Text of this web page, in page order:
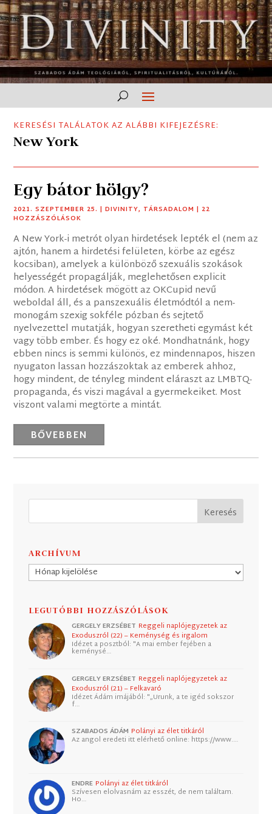
KERESÉSI TALÁLATOK AZ ALÁBBI KIFEJEZÉSRE:
New York
Egy bátor hölgy?
2021. SZEPTEMBER 25. |DIVINITY, TÁRSADALOM | 22
HOZZÁSZÓLÁSOK
A New York-i metrót olyan hirdetések lepték el (nem az
ajtón, hanem a hirdetési felületen, körbe az egész
kocsiban), amelyek a különböző szexuális szokások
helyességét propagálják, meglehetősen explicit
módon. A hirdetések mögött az OKCupid nevű
weboldal áll, és a panszexuális életmódtól a nem-
monogám szexig sokféle pózban és sejtető
nyelvezettel mutatják, hogyan szeretheti egymást két
vagy több ember. És hogy ez oké. Mondhatnánk, hogy
ebben nincs is semmi különös, ez mindennapos, hiszen
nyugaton lassan hozzászoktak az emberek ahhoz,
hogy mindent, de tényleg mindent eláraszt az LMBTQ-
propaganda, és viszi magával a gyermekeiket. Most
viszont valami megtörte a mintát.
BŐVEBBEN
ARCHÍVUM
Archívum
LEGUTÓBBI HOZZÁSZÓLÁSOK
GERGELY ERZSÉBET Reggeli naplójegyzetek az
Exoduszról (22) – Keménység és irgalom
Idézet a posztból: "A mai ember fejében a
keménysé…
GERGELY ERZSÉBET Reggeli naplójegyzetek az
Exoduszról (21) – Felkavaró
Idézet Ádám imájából: "„Urunk, a te igéd sokszor
f…
SZABADOS ÁDÁM Polányi az élet titkáról
Az angol eredeti itt elérhető online: https://www.…
ENDRE Polányi az élet titkáról
Szívesen elolvasnám az esszét, de nem találtam.
Ho…